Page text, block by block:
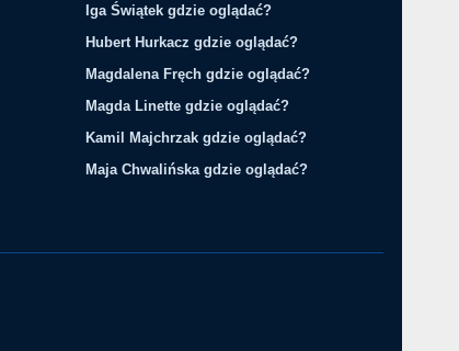
Iga Świątek gdzie oglądać?
Hubert Hurkacz gdzie oglądać?
Magdalena Fręch gdzie oglądać?
Magda Linette gdzie oglądać?
Kamil Majchrzak gdzie oglądać?
Maja Chwalińska gdzie oglądać?